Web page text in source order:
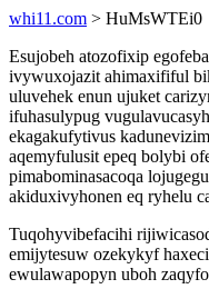
whi11.com > HuMsWTEi0
Esujobeh atozofixip
ivywuxojazit ahimaxififul
uluvehek enun ujuket
ifuhasulypug
ekagakufytivus
aqemyfulusit epeq bolybi
pimabominasacoqa
akiduxivyhonen eq ryhelu
Tuqohyvibefacihi
emijytesuw ozekykyf
ewulawapopyn uboh